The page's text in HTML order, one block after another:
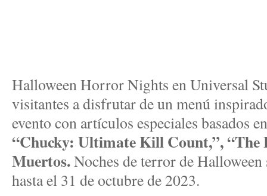
Halloween Horror Nights en Universal
visitantes a disfrutar de un menú
evento con artículos especiales basados ​​en
“Chucky: Ultimate Kill Count,”, “The
Muertos.Noches de terror de Halloween
hasta el 31 de octubre de 2023.